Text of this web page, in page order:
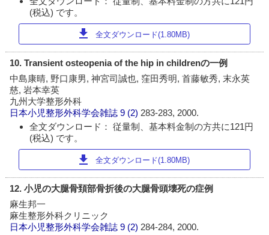
(税込) です。
download 全文ダウンロード(1.80MB)
10. Transient osteopenia of the hip in childrenの一例
中島康晴, 野口康男, 神宮司誠也, 窪田秀明, 首藤敏秀, 末永英
慈, 岩本幸英
九州大学整形外科
日本小児整形外科学会雑誌 9 (2) 283-283, 2000.
全文ダウンロード： 従量制、基本料金制の方共に121円
(税込) です。
download 全文ダウンロード(1.80MB)
12. 小児の大腿骨頚部骨折後の大腿骨頭壊死の症例
麻生邦一
麻生整形外科クリニック
日本小児整形外科学会雑誌 9 (2) 284-284, 2000.